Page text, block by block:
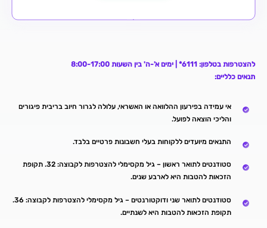
להצטרפות בטלפון: 6111* | ימים א'-ה' בין השעות 8:00-17:00
תנאים כלליים:
אי עמידה בפירעון ההלוואה או האשראי, עלולה לגרור חיוב בריבית פיגורים
והליכי הוצאה לפועל.
התנאים מיועדים ללקוחות בעלי חשבונות פרטיים בלבד.
סטודנטים לתואר ראשון – גיל מקסימלי להצטרפות לקבוצה: 32. תקופת
הזכאות להטבות היא לארבע שנים.
סטודנטים לתואר שני ודוקטורנטים – גיל מקסימלי להצטרפות לקבוצה: 36.
תקופת הזכאות להטבות היא לשנתיים.